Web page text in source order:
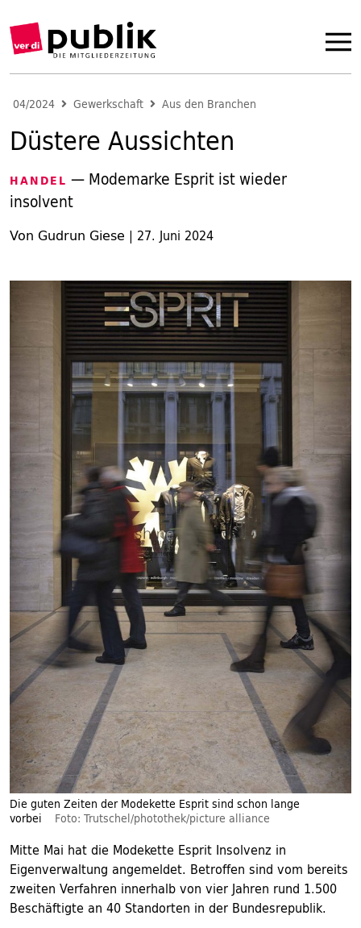
04/2024 Gewerkschaft Aus den Branchen
Düstere Aussichten
HANDEL — Modemarke Esprit ist wieder
insolvent
Von Gudrun Giese | 27. Juni 2024
Die guten Zeiten der Modekette Esprit sind schon lange
vorbei Foto: Trutschel/photothek/picture alliance
Mitte Mai hat die Modekette Esprit Insolvenz in
Eigenverwaltung angemeldet. Betroffen sind vom bereits
zweiten Verfahren innerhalb von vier Jahren rund 1.500
Beschäftigte an 40 Standorten in der Bundesrepublik.